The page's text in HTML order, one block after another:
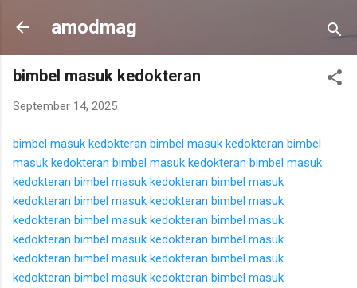
Langsung ke konten utama
amodmag
bimbel masuk kedokteran
September 14, 2025
bimbel masuk kedokteran bimbel masuk kedokteran bimbel
masuk kedokteran bimbel masuk kedokteran bimbel masuk
kedokteran bimbel masuk kedokteran bimbel masuk
kedokteran bimbel masuk kedokteran bimbel masuk
kedokteran bimbel masuk kedokteran bimbel masuk
kedokteran bimbel masuk kedokteran bimbel masuk
kedokteran bimbel masuk kedokteran bimbel masuk
kedokteran bimbel masuk kedokteran bimbel masuk